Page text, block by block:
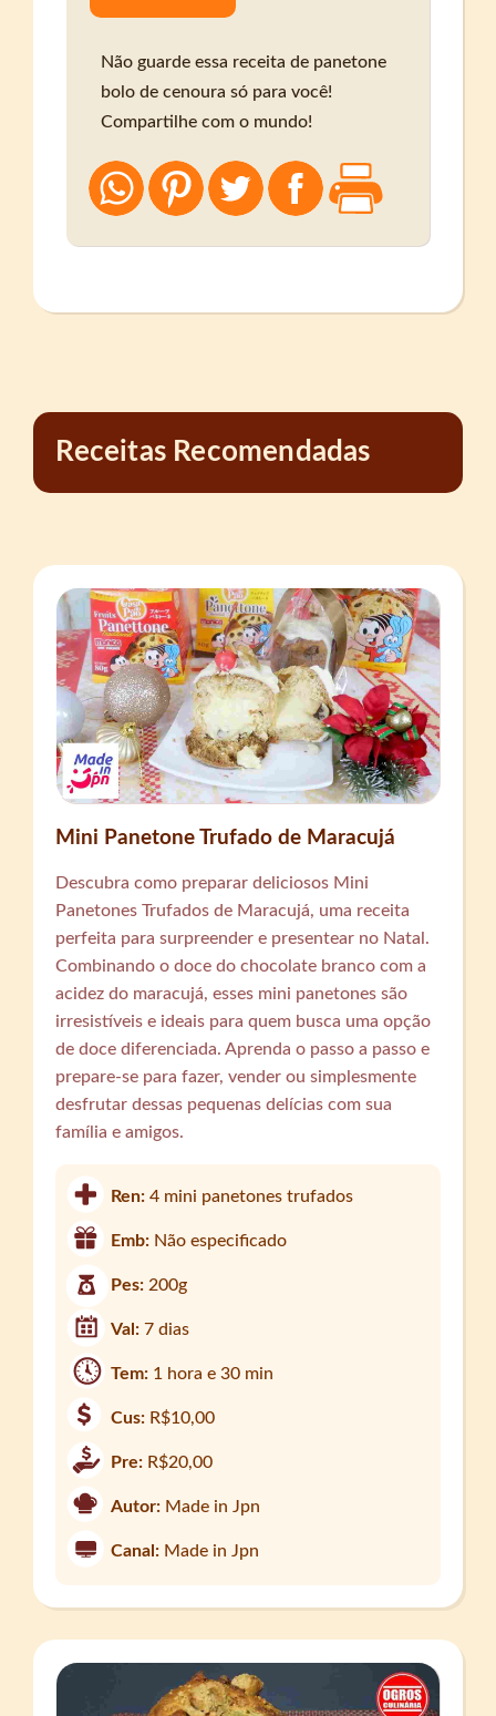
Não guarde essa receita de panetone
bolo de cenoura só para você!
Compartilhe com o mundo!
Receitas Recomendadas
Mini Panetone Trufado de Maracujá
Descubra como preparar deliciosos Mini
Panetones Trufados de Maracujá, uma receita
perfeita para surpreender e presentear no Natal.
Combinando o doce do chocolate branco com a
acidez do maracujá, esses mini panetones são
irresistíveis e ideais para quem busca uma opção
de doce diferenciada. Aprenda o passo a passo e
prepare-se para fazer, vender ou simplesmente
desfrutar dessas pequenas delícias com sua
família e amigos.
Ren:4 mini panetones trufados
Emb: Não especificado
Pes: 200g
Val:7 dias
Tem: 1 hora e 30 min
Cus: R$10,00
Pre: R$20,00
Autor: Made in Jpn
Canal: Made in Jpn